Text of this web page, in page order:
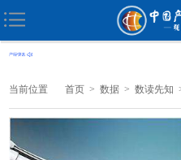
当前位置 首页 > 数据 > 数读先知